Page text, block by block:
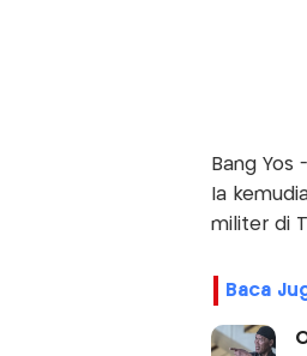
Bang
Ia
militer di
Baca